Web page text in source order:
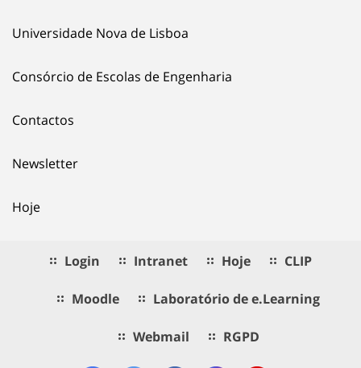
Universidade Nova de Lisboa
Consórcio de Escolas de Engenharia
Contactos
Newsletter
Hoje
Login Intranet Hoje CLIP
Moodle Laboratório de e.Learning
Webmail RGPD